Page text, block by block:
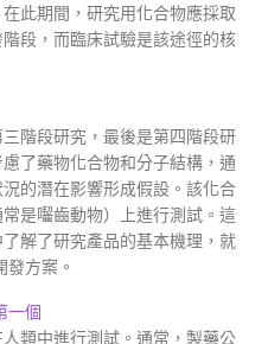
此期間，研究用化合物應採取
段，而臨床試驗是該途徑的核
階段研究，最後是第四階段研
了藥物化合物和分子結構，通
的潛在影響形成假設。該化合
是囓齒動物）上進行測試。這
解了研究產品的基本機理，就
方案。
一個
類中進行測試。通常，製藥公